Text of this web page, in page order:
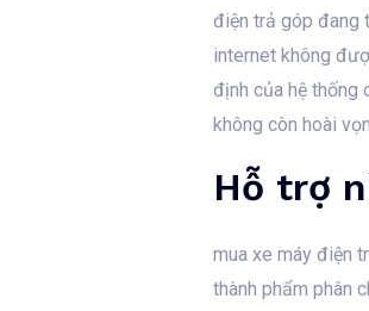
điện trả góp đang
internet không
định của hệ thống
không còn hoài
Hỗ trợ
mua xe máy điện
thành phẩm phân